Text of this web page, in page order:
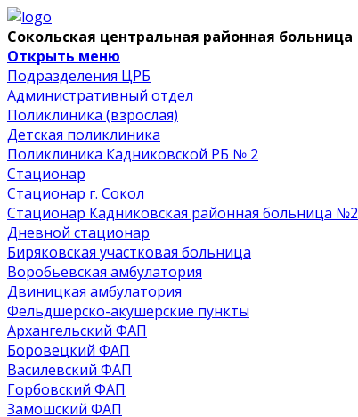
Сокольская центральная районная больница
Открыть меню
Подразделения ЦРБ
Административный отдел
Поликлиника (взрослая)
Детская поликлиника
Поликлиника Кадниковской РБ № 2
Стационар
Стационар г. Сокол
Стационар Кадниковская районная больница №2
Дневной стационар
Биряковская участковая больница
Воробьевская амбулатория
Двиницкая амбулатория
Фельдшерско-акушерские пункты
Архангельский ФАП
Боровецкий ФАП
Василевский ФАП
Горбовский ФАП
Замошский ФАП